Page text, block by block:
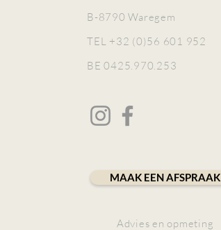
B-8790 Waregem
TEL +32 (0)56 601 952
BE 0425.970.253
MAAK EEN AFSPRAAK
Advies en opmeting